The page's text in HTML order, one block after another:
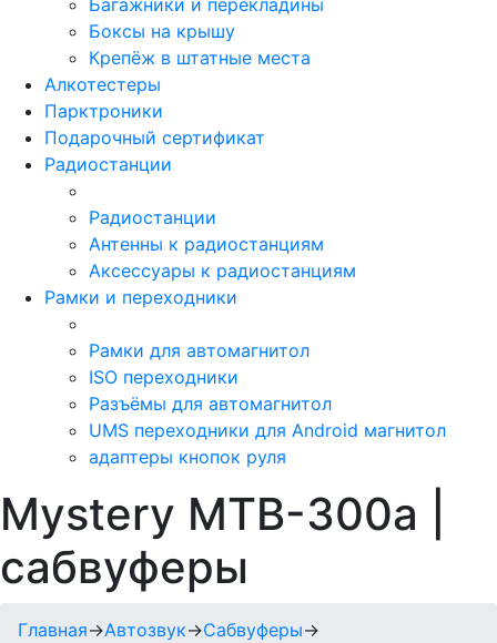
Боксы на крышу
Крепёж в штатные места
Алкотестеры
Парктроники
Подарочный сертификат
Радиостанции
Радиостанции
Антенны к радиостанциям
Аксессуары к радиостанциям
Рамки и переходники
Рамки для автомагнитол
ISO переходники
Разъёмы для автомагнитол
UMS переходники для Android магнитол
адаптеры кнопок руля
Mystery MTB-300a |
сабвуферы
Главная→Автозвук→Сабвуферы→